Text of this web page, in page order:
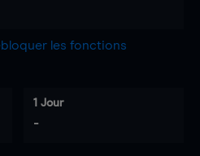
les fonctions
1 Jour
-